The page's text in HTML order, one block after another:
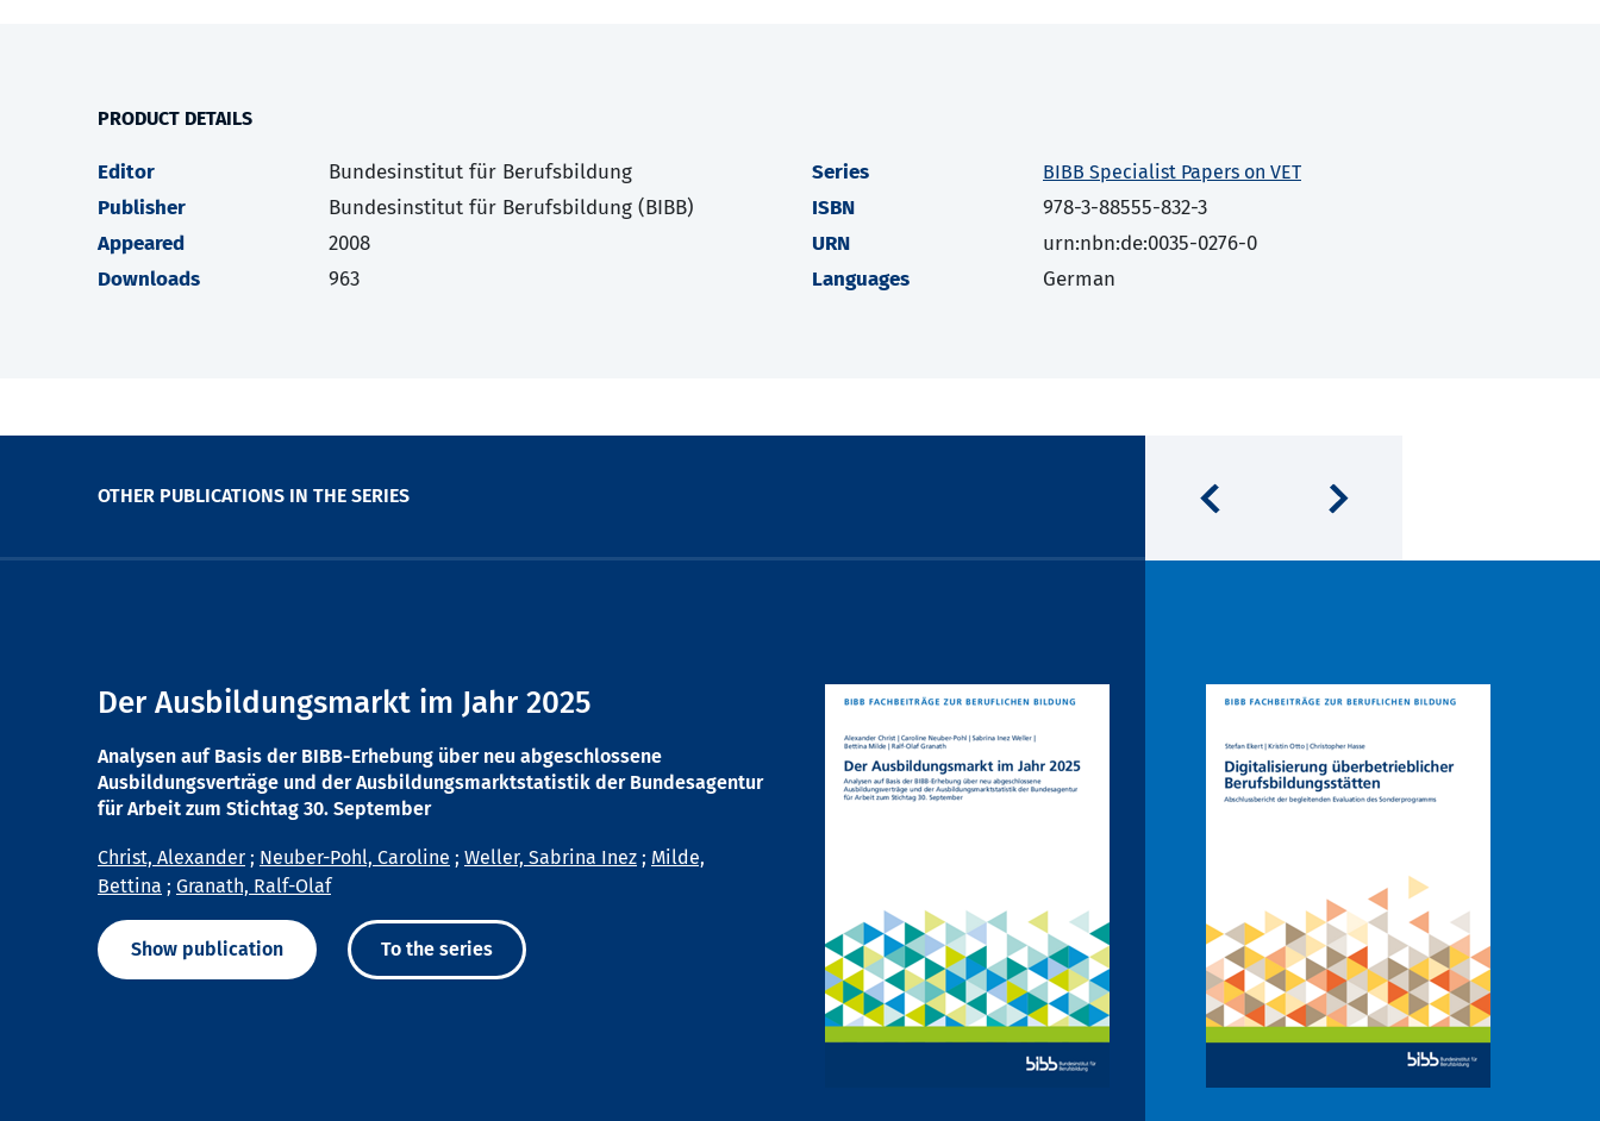
PRODUCT DETAILS
Editor
Bundesinstitut für Berufsbildung
Publisher
Bundesinstitut für Berufsbildung (BIBB)
Appeared
2008
Downloads
963
Series BIBB Specialist Papers on VET
ISBN
978-3-88555-832-3
URN
urn:nbn:de:0035-0276-0
Languages
German
OTHER PUBLICATIONS IN THE SERIES
Der Ausbildungsmarkt im Jahr 2025
Analysen auf Basis der BIBB-Erhebung über neu abgeschlossene
Ausbildungsverträge und der Ausbildungsmarktstatistik der Bundesagentur
für Arbeit zum Stichtag 30. September
Christ, Alexander ; Neuber-Pohl, Caroline ; Weller, Sabrina Inez ; Milde,
Bettina ; Granath, Ralf-Olaf
Show publication To the series